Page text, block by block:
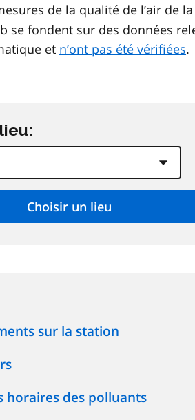
de la qualité de l’air de la
se fondent sur des données
et n’ont pas été vérifiées.
sur la station
horaires des polluants